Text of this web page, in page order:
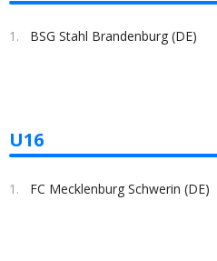
1. BSG Stahl Brandenburg (DE)
U16
1. FC Mecklenburg Schwerin (DE)